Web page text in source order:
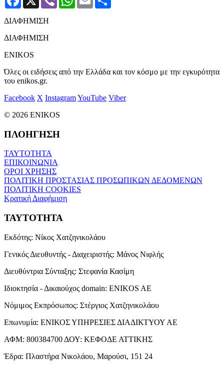
ΔΙΑΦΗΜΙΣΗ
ΔΙΑΦΗΜΙΣΗ
ENIKOS
Όλες οι ειδήσεις από την Ελλάδα και τον κόσμο με την εγκυρότητα
του enikos.gr.
Facebook X InstagramYouTube Viber
© 2026 ENIKOS
ΠΛΟΗΓΗΣΗ
ΤΑΥΤΟΤΗΤΑ
ΕΠΙΚΟΙΝΩΝΙΑ
ΟΡΟΙ ΧΡΗΣΗΣ
ΠΟΛΙΤΙΚΗ ΠΡΟΣΤΑΣΙΑΣ ΠΡΟΣΩΠΙΚΩΝ ΔΕΔΟΜΕΝΩΝ
ΠΟΛΙΤΙΚΗ COOKIES
Κρατική Διαφήμιση
ΤΑΥΤΟΤΗΤΑ
Εκδότης: Νίκος Χατζηνικολάου
Γενικός Διευθυντής - Διαχειριστής: Μάνος Νιφλής
Διευθύντρια Σύνταξης: Στεφανία Κασίμη
Ιδιοκτησία - Δικαιούχος domain: ENIKOS AE
Νόμιμος Εκπρόσωπος: Στέργιος Χατζηνικολάου
Επωνυμία: ΕΝΙΚΟΣ ΥΠΗΡΕΣΙΕΣ ΔΙΑΔΙΚΤΥΟΥ ΑΕ
ΑΦΜ: 800384700 ΔΟΥ: ΚΕΦΟΔΕ ΑΤΤΙΚΗΣ
Έδρα: Πλαστήρα Νικολάου, Μαρούσι, 151 24